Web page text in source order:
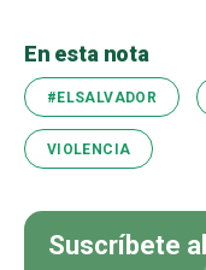
En esta nota
#ELSALVADOR
VIOLENCIA
Suscríbete